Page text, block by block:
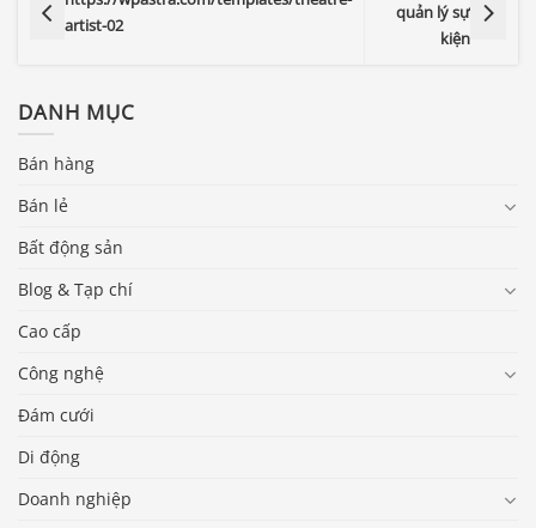
artist-02
quản lý sự
kiện
DANH MỤC
Bán hàng
Bán lẻ
Bất động sản
Blog & Tạp chí
Cao cấp
Công nghệ
Đám cưới
Di động
Doanh nghiệp